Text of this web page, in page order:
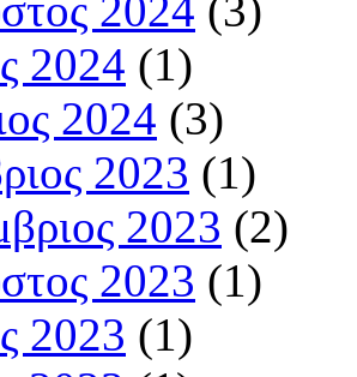
2024 (3)
2024 (1)
2024 (3)
2023 (1)
2023 (2)
2023 (1)
2023 (1)